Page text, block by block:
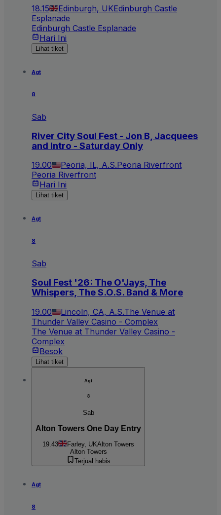
18.15 Edinburgh, UKEdinburgh Castle
Esplanade
Edinburgh Castle Esplanade
Hari Ini
Lihat tiket
Agt
8
Sab
River City Soul Fest - Jon B, Jacquees
and Intro - Saturday Only
19.00 Peoria, IL, A.S.Peoria Riverfront
Peoria Riverfront
Hari Ini
Lihat tiket
Agt
8
Sab
Soul Fest '26: The O'Jays, The
Whispers, The S.O.S. Band & More
19.00 Lincoln, CA, A.S.The Venue at
Thunder Valley Casino - Complex
The Venue at Thunder Valley Casino -
Complex
Besok
Lihat tiket
Agt
8
Sab
Alton Towers One Day Entry
19.43 Farley, UKAlton Towers
Alton Towers
Terjual habis
Agt
8